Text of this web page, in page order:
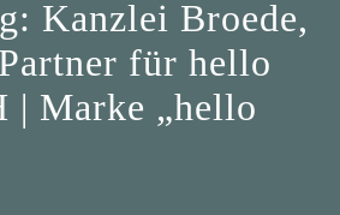
Kanzlei Broede,
für hello
| Marke „hello